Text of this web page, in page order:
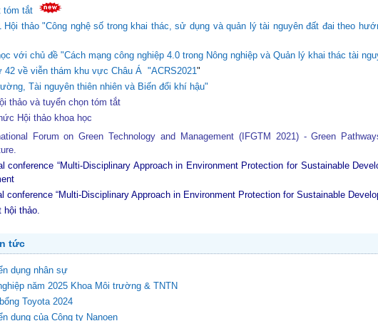
tóm tắt
Hội thảo "Công nghệ số trong khai thác, sử dụng và quản lý tài nguyên đất đai theo
với chủ đề "Cách mạng công nghiệp 4.0 trong Nông nghiệp và Quản lý khai thác tài
42 về viễn thám khu vực Châu Á "ACRS2021"
Tài nguyên thiên nhiên và Biến đổi khí hậu"
thảo và tuyển chọn tóm tắt
Hội thảo khoa học
Forum on Green Technology and Management (IFGTM 2021) - Green
.
conference “Multi-Disciplinary Approach in Environment Protection for Sustainable
conference “Multi-Disciplinary Approach in Environment Protection for Sustainable
hội thảo.
tức
dụng nhân sự
năm 2025 Khoa Môi trường & TNTN
Toyota 2024
dụng của Công ty Nanoen